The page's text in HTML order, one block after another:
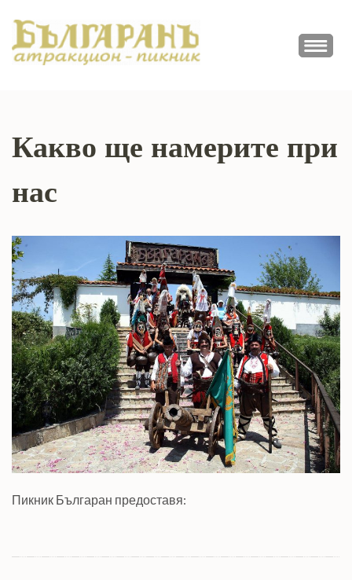
content
ПИКНИК
Атракционно заведение
Какво ще намерите при
нас
Пикник Българан предоставя: